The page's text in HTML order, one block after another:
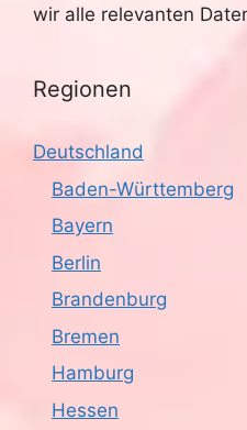
wir alle relevanten
Regionen
Deutschland
Baden-Württemberg
Bayern
Berlin
Brandenburg
Bremen
Hamburg
Hessen